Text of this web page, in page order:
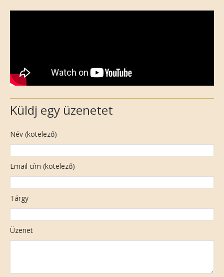
Küldj egy üzenetet
Név (kötelező)
Email cím (kötelező)
Tárgy
Üzenet